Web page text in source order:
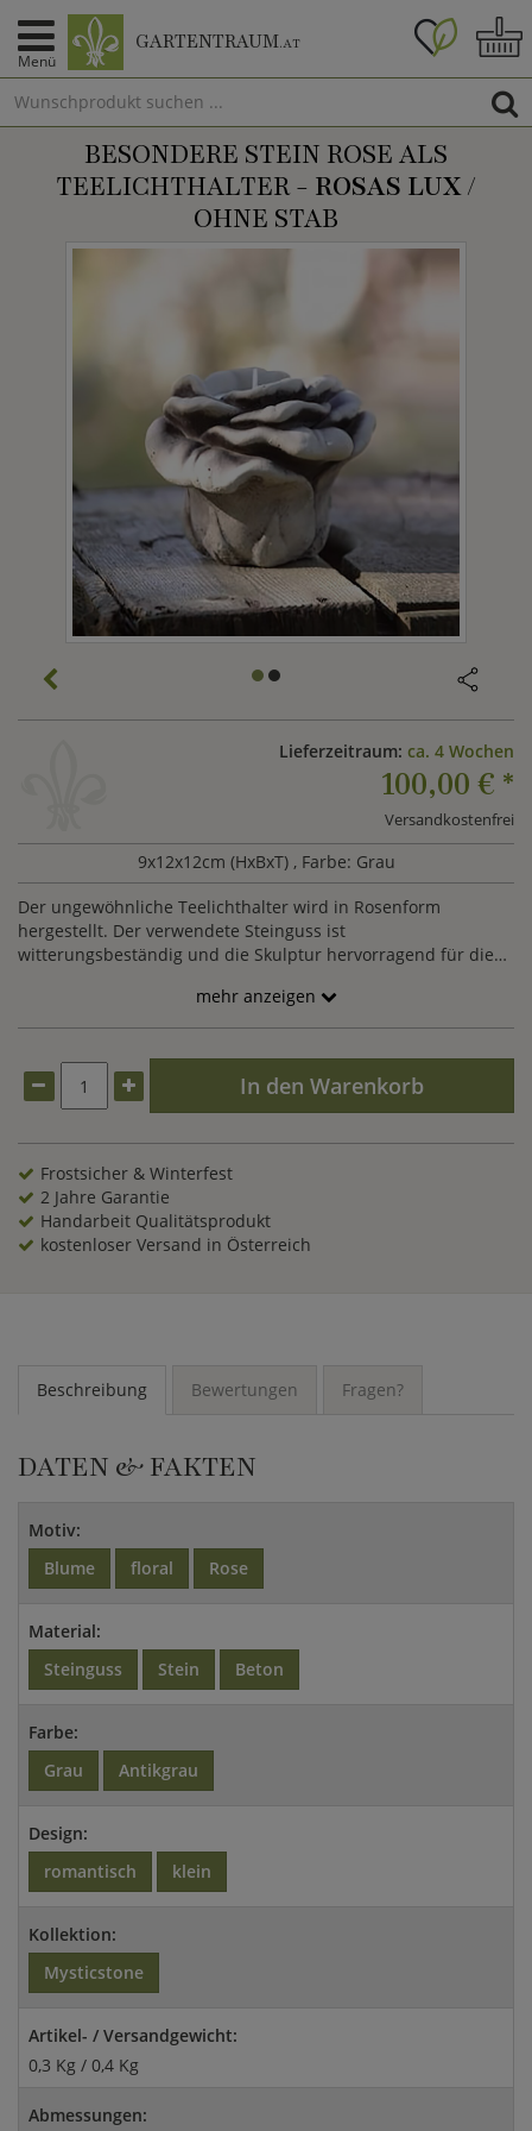
Menü
GARTENTRAUM.AT
BESONDERE STEIN ROSE ALS
TEELICHTHALTER - ROSAS LUX/
OHNE STAB
Lieferzeitraum: ca. 4 Wochen
100,00 € *
Versandkostenfrei
9x12x12cm (HxBxT) , Farbe: Grau
Der ungewöhnliche Teelichthalter wird in Rosenform
hergestellt. Der verwendete Steinguss ist
witterungsbeständig und die Skulptur hervorragend für die
geeignet. Die Rose kann in verschiedenen Ausführungen
bestellt werden.
mehr anzeigen
In den Warenkorb
Frostsicher & Winterfest
2 Jahre Garantie
Handarbeit Qualitätsprodukt
kostenloser Versand in Österreich
Beschreibung Bewertungen Fragen?
DATEN & FAKTEN
Motiv:
Blume
floral Rose
Material:
Steinguss
Stein Beton
Farbe:
Grau
Antikgrau
Design:
romantisch
klein
Kollektion:
Mysticstone
Artikel- / Versandgewicht:
0,3 Kg / 0,4 Kg
Abmessungen: